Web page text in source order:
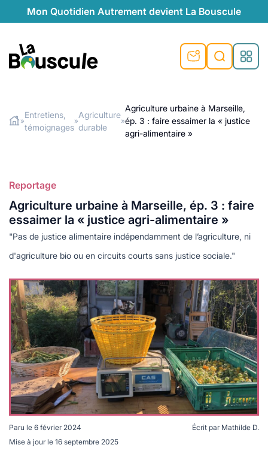
Mon Quotidien Autrement devient La Bouscule
et durable
au naturel
végétariennes
locales
plus de recyclage
durables
naturel
de recyclage
témoignages
saison
responsables
douce
Rechercher
»
Entretiens,
témoignages
»
Agriculture
durable
»
Agriculture urbaine à Marseille,
ép. 3 : faire essaimer la « justice
agri-alimentaire »
Reportage
Agriculture urbaine à Marseille, ép. 3 : faire
essaimer la « justice agri-alimentaire »
"Pas de justice alimentaire indépendamment de l’agriculture, ni
d'agriculture bio ou en circuits courts sans justice sociale."
Pas d'agriculture (urbaine) sans justice agri-alimentaire
Paru le 6 février 2024
Mise à jour le 16 septembre 2025
Écrit par Mathilde D.